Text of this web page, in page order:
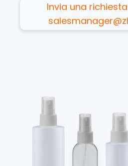
Invia una